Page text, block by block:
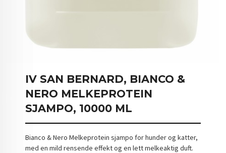
IV SAN BERNARD, BIANCO &
NERO MELKEPROTEIN
SJAMPO, 10000 ML
Bianco & Nero Melkeprotein sjampo for hunder og katter,
med en mild rensende effekt og en lett melkeaktig duft.